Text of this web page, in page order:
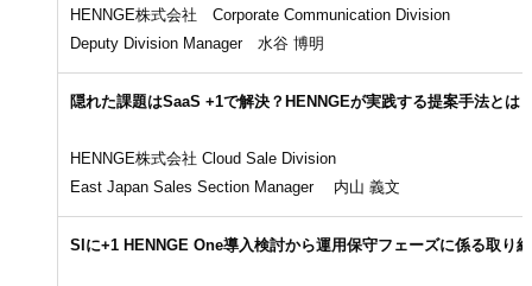
HENNGE株式会社 Corporate Communication Division
Deputy Division Manager 水谷 博明
隠れた課題はSaaS +1で解決？HENNGEが実践する提案手法とは
HENNGE株式会社 Cloud Sale Division
East Japan Sales Section Manager 内山 義文
SIに+1 HENNGE One導入検討から運用保守フェーズに係る取り